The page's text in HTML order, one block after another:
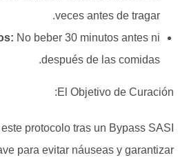
veces antes de tragar.
No beber 30 minutos antes ni
después de las comidas.
El Objetivo de Curación:
este protocolo tras un Bypass SASI
para evitar náuseas y garantizar